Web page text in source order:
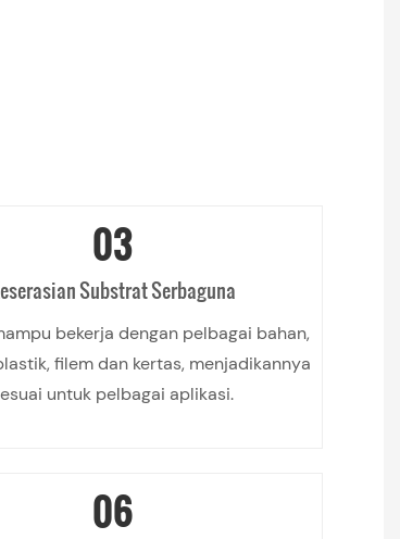
03
Substrat Serbaguna
bekerja dengan pelbagai bahan,
filem dan kertas, menjadikannya
untuk pelbagai aplikasi.
06